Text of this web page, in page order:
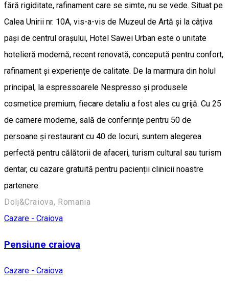
fără rigiditate, rafinament care se simte, nu se vede. Situat pe
Calea Unirii nr. 10A, vis-a-vis de Muzeul de Artă și la câțiva
pași de centrul orașului, Hotel Sawei Urban este o unitate
hotelieră modernă, recent renovată, concepută pentru confort,
rafinament și experiențe de calitate. De la marmura din holul
principal, la espressoarele Nespresso și produsele
cosmetice premium, fiecare detaliu a fost ales cu grijă. Cu 25
de camere moderne, sală de conferințe pentru 50 de
persoane și restaurant cu 40 de locuri, suntem alegerea
perfectă pentru călătorii de afaceri, turism cultural sau turism
dentar, cu cazare gratuită pentru pacienții clinicii noastre
partenere.
Dolj&Craiova, Romania
Cazare - Craiova
Pensiune craiova
Cazare - Craiova